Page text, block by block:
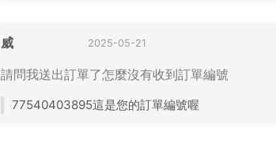
威 2025-05-21
請問我送出訂單了怎麼沒有收到訂單編號
77540403895這是您的訂單編號喔